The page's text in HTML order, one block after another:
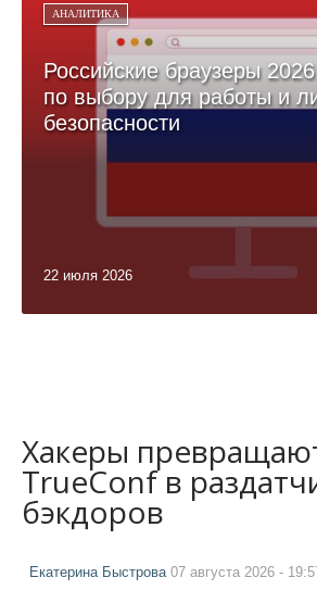
АНАЛИТИКА
Российские браузеры
по выбору для работы и
безопасности
22 июля 2026
Хакеры
TrueConf в
бэкдоров
Екатерина Быстрова 07 августа 2026 -